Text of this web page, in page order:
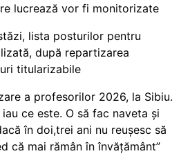
lucrează vor fi monitorizate
lista posturilor pentru
după repartizarea
titularizabile
a profesorilor 2026, la Sibiu.
ce este. O să fac naveta și
în doi,trei ani nu reușesc să
că mai rămân în învățământ”